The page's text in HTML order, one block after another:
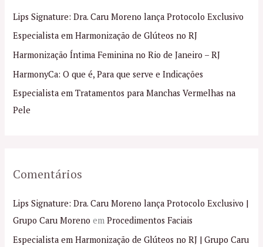
s
a
r
p
o
r
Lips Signature: Dra. Caru Moreno lança Protocolo Exclusivo
Especialista em Harmonização de Glúteos no RJ
Harmonização Íntima Feminina no Rio de Janeiro – RJ
HarmonyCa: O que é, Para que serve e Indicações
Especialista em Tratamentos para Manchas Vermelhas na
Pele
Comentários
Lips Signature: Dra. Caru Moreno lança Protocolo Exclusivo |
Grupo Caru Moreno emProcedimentos Faciais
Especialista em Harmonização de Glúteos no RJ | Grupo Caru